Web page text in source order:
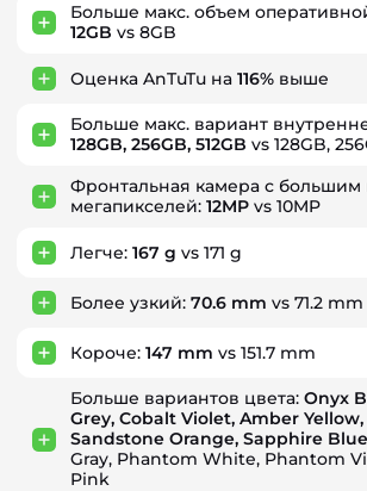
Больше макс. объем
12GB vs 8GB
Оценка AnTuTu на 116% выше
Больше макс. вариант
128GB, 256GB, 512GB vs 128GB,
Фронтальная камера с большим
мегапикселей: 12MP vs 10MP
Легче: 167 g vs 171 g
Более узкий: 70.6 mm vs 71.2 mm
Короче: 147 mm vs 151.7 mm
Больше вариантов цвета: Onyx
Grey, Cobalt Violet, Amber
Sandstone Orange, Sapphire Blue
Gray, Phantom White, Phantom
Pink